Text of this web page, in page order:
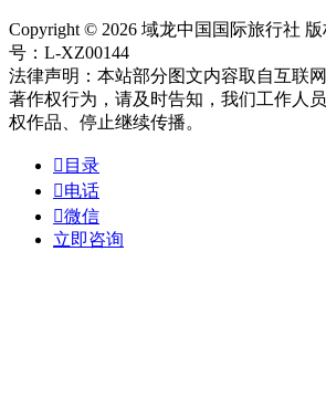
Copyright © 2026 域龙中国国际旅行社
号：L-XZ00144
法律声明：本站部分图文内容取自互联
著作权行为，请及时告知，我们工作人
权作品、停止继续传播。
 目录
电话
微信
立即咨询